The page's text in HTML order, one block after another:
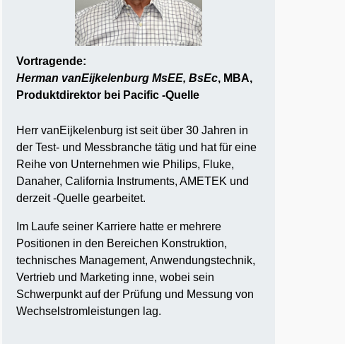
Vortragende:
Herman vanEijkelenburg MsEE, BsEc, MBA,
Produktdirektor bei Pacific -Quelle
Herr vanEijkelenburg ist seit über 30 Jahren in
der Test- und Messbranche tätig und hat für eine
Reihe von Unternehmen wie Philips, Fluke,
Danaher, California Instruments, AMETEK und
derzeit -Quelle gearbeitet.
Im Laufe seiner Karriere hatte er mehrere
Positionen in den Bereichen Konstruktion,
technisches Management, Anwendungstechnik,
Vertrieb und Marketing inne, wobei sein
Schwerpunkt auf der Prüfung und Messung von
Wechselstromleistungen lag.